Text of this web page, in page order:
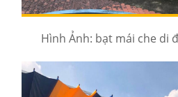
Hình Ảnh: bạt mái che di